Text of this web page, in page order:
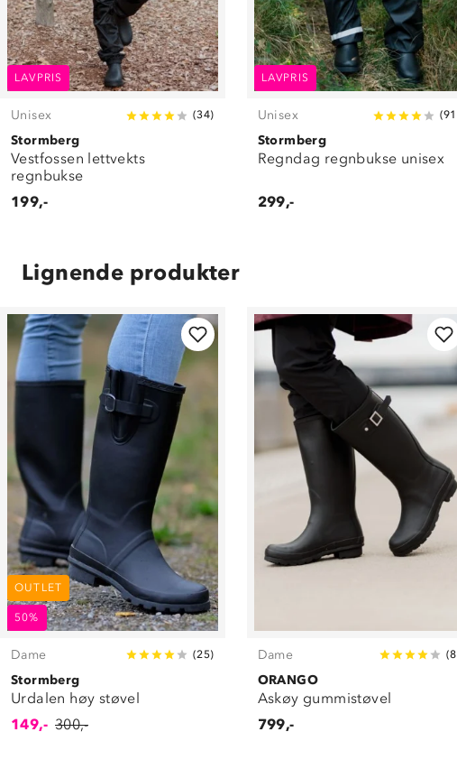
LAVPRIS
Unisex (34)
Stormberg
Vestfossen lettvekts
regnbukse
199,-
LAVPRIS
Unisex (91
Stormberg
Regndag regnbukse unisex
299,-
Lignende produkter
OUTLET
50%
Dame (25)
Stormberg
Urdalen høy støvel
149,- 300,-
Dame (8
ORANGO
Askøy gummistøvel
799,-